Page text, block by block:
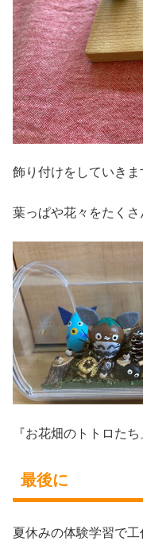
飾り付けをしていきま
葉っぱや花々をたくさ
『お花畑のトトロた
最後に
夏休みの体験学習で